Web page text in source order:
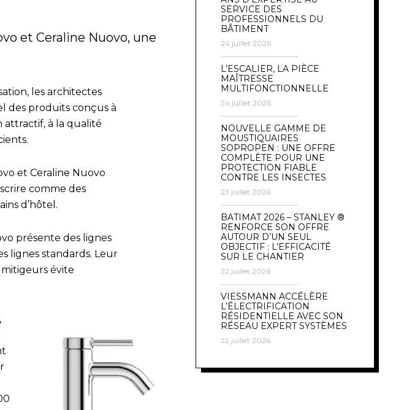
et Ceraline Nuovo, une
les architectes
des produits conçus à
attractif, à la qualité
et Ceraline Nuovo
comme des
d’hôtel.
présente des lignes
lignes standards. Leur
évite
SERVICE DES
PROFESSIONNELS DU
BÂTIMENT
24 juillet 2026
L’ESCALIER, LA PIÈCE
MAÎTRESSE
MULTIFONCTIONNELLE
24 juillet 2026
NOUVELLE GAMME DE
MOUSTIQUAIRES
SOPROPEN : UNE OFFRE
COMPLÈTE POUR UNE
PROTECTION FIABLE
CONTRE LES INSECTES
23 juillet 2026
BATIMAT 2026 – STANLEY ®
RENFORCE SON OFFRE
AUTOUR D’UN SEUL
OBJECTIF : L’EFFICACITÉ
SUR LE CHANTIER
22 juillet 2026
VIESSMANN ACCÉLÈRE
L’ÉLECTRIFICATION
RÉSIDENTIELLE AVEC SON
RÉSEAU EXPERT SYSTÈMES
22 juillet 2026